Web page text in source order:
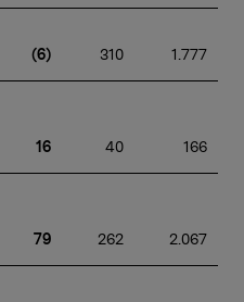
(6) 310 1.777
16 40 166
79 262 2.067